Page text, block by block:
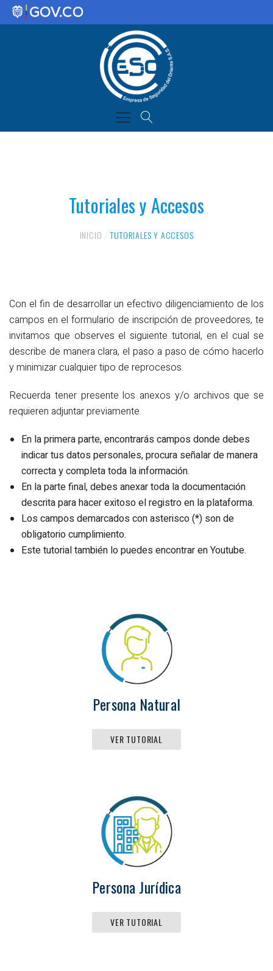
Tutoriales y Accesos
INICIO TUTORIALES Y ACCESOS
Con el fin de desarrollar un efectivo diligenciamiento de los
campos en el formulario de inscripción de proveedores, te
invitamos que observes el siguiente tutorial, en el cual se
describe de manera clara, el paso a paso de cómo hacerlo
y minimizar cualquier tipo de reprocesos.
Recuerda tener presente los anexos y/o archivos que se
requieren adjuntar previamente.
En la primera parte, encontrarás campos donde debes
indicar tus datos personales, procura señalar de manera
correcta y completa toda la información.
En la parte final, debes anexar toda la documentación
descrita para hacer exitoso el registro en la plataforma.
Los campos demarcados con asterisco (*) son de
obligatorio cumplimiento.
Este tutorial también lo puedes encontrar en Youtube.
Persona Natural
VER TUTORIAL
Persona Jurídica
VER TUTORIAL